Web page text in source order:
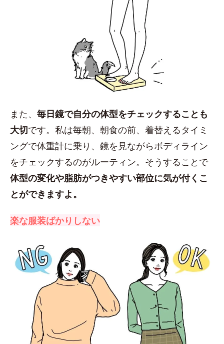
また、 毎日鏡で自分の体型をチェックすることも
大切です。私は毎朝、朝食の前、着替えるタイミ
ングで体重計に乗り、鏡を見ながらボディライン
をチェックするのがルーティン。そうすることで
体型の変化や脂肪がつきやすい部位に気が付くこ
とができますよ。
楽な服装ばかりしない